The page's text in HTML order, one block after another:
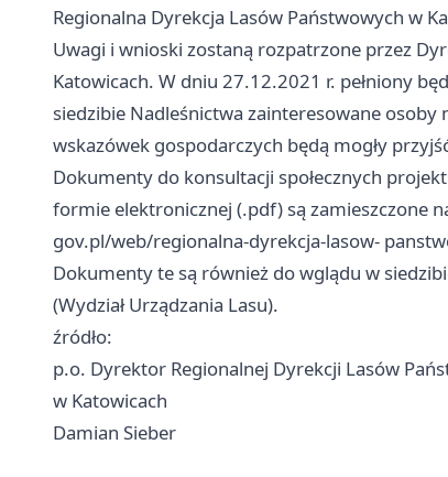
Regionalna Dyrekcja Lasów Państwowych w
Uwagi i wnioski zostaną rozpatrzone przez
Katowicach. W dniu 27.12.2021 r. pełniony
siedzibie Nadleśnictwa zainteresowane
wskazówek gospodarczych będą mogły
Dokumenty do konsultacji społecznych
formie elektronicznej (.pdf) są zamieszczone
gov.pl/web/regionalna-dyrekcja-lasow-
Dokumenty te są również do wglądu w
(Wydział Urządzania Lasu).
źródło:
p.o. Dyrektor Regionalnej Dyrekcji Lasów
w Katowicach
Damian Sieber